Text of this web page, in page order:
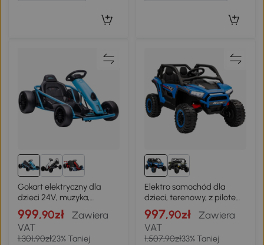
Gokart elektryczny dla
dzieci 24V, muzyka,
niebieski
999,90zł
Zawiera
VAT
1.301,90zł23% Taniej
Elektro samochód dla
dzieci, terenowy, z pilotem
2,4G
997,90zł
Zawiera
VAT
1.507,90zł33% Taniej